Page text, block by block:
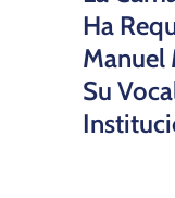
Ha
Manuel
Su